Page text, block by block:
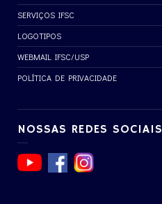
SERVIÇOS IFSC
LOGOTIPOS
WEBMAIL IFSC/USP
POLÍTICA DE PRIVACIDADE
NOSSAS REDES SOCIAIS